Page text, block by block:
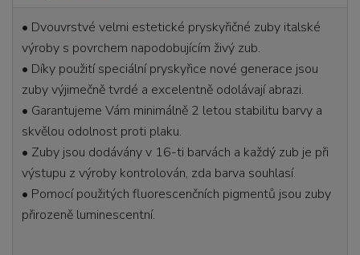
• Dvouvrstvé velmi estetické pryskyřičné zuby italské
výroby s povrchem napodobujícím živý zub.
• Díky použití speciální pryskyřice nové generace jsou
zuby výjimečně tvrdé a excelentně odolávají abrazi.
• Garantujeme Vám minimálně 2 letou stabilitu barvy a
skvělou odolnost proti plaku.
• Zuby jsou dodávány v 16-ti barvách a každý zub je při
výstupu z výroby kontrolován, zda barva souhlasí.
• Pomocí použitých fluorescenčních pigmentů jsou zuby
přirozeně luminescentní.